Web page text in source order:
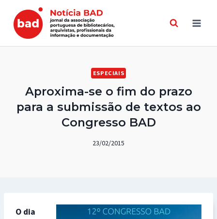
content
ESPECIAIS
Aproxima-se o fim do prazo
para a submissão de textos ao
Congresso BAD
23/02/2015
O dia